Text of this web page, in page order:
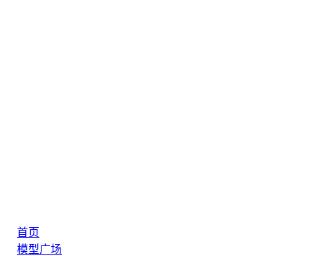
首页
模型广场